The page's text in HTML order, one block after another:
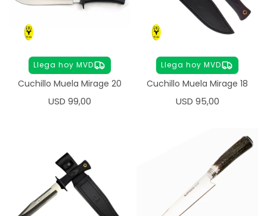
Llega hoy MVD
Cuchillo Muela Mirage 20
USD 99,00
Llega hoy MVD
Cuchillo Muela Mirage 18
USD 95,00